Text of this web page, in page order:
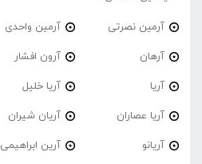
آرمین نصرتی آرمین واحدی
آرهان آرون افشار
آریا آریا خلیل
آریا عصاران آریان شیران
آریانو آرین ابراهیمی